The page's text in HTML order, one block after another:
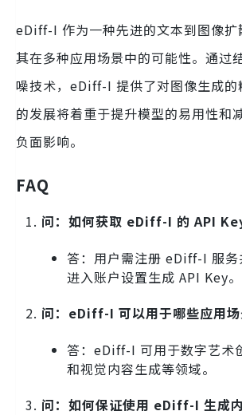
eDiff-I 作为一种先进的文本到图像扩
其在多种应用场景中的可能性。通过
噪技术，eDiff-I 提供了对图像生成的
的发展将着重于提升模型的易用性和
负面影响。
FAQ
问：如何获取 eDiff-I 的 API
答：用户需注册 eDiff-I 服务
进入账户设置生成 API Key。
问：eDiff-I 可以用于哪些应用场
答：eDiff-I 可用于数字艺术
和视觉内容生成等领域。
问：如何保证使用 eDiff-I 生成内